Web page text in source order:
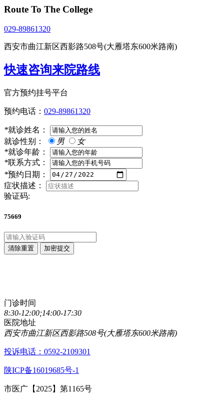
Route To The College
029-89861320
西安市曲江新区西影路508号(大雁塔东600米路南)
快速咨询来院路线
官方预约挂号平台
预约电话： 029-89861320
*就诊姓名：
就诊性别：
男
女
*就诊年龄：
*联系方式：
*预约日期：
症状描述：
验证码:
75669
清除重置 加密提交
门诊时间
8:30-12:00;14:00-17:30
医院地址
西安市曲江新区西影路508号(大雁塔东600米路南)
投诉电话：0592-2109301
陕ICP备16019685号-1
市医广【2025】第1165号